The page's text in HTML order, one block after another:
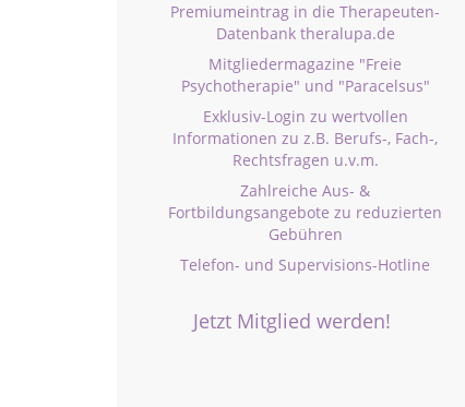
Premiumeintrag in die Therapeuten-
Datenbank theralupa.de
Mitgliedermagazine "Freie
Psychotherapie" und "Paracelsus"
Exklusiv-Login zu wertvollen
Informationen zu z.B. Berufs-, Fach-,
Rechtsfragen u.v.m.
Zahlreiche Aus- &
Fortbildungsangebote zu reduzierten
Gebühren
Telefon- und Supervisions-Hotline
Jetzt Mitglied werden!